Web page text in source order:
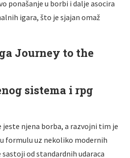
ponašanje u borbi i dalje asocira
igara, što je sjajan omaž
sistema i rpg
jeste njena borba, a razvojni tim je
formulu uz nekoliko modernih
sastoji od standardnih udaraca